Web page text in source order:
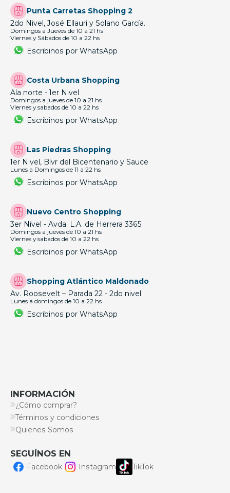
Punta Carretas Shopping 2
2do Nivel, José Ellauri y Solano García.
Domingos a Jueves de 10 a 21 hs
Viernes y Sábados de 10 a 22 hs
Escribinos por WhatsApp
Costa Urbana Shopping
Ala norte - 1er Nivel
Domingos a jueves de 10 a 21 hs
Viernes y sabados de 10 a 22 hs
Escribinos por WhatsApp
Las Piedras Shopping
1er Nivel, Blvr del Bicentenario y Sauce
Lunes a Domingos de 11 a 22 hs
Escribinos por WhatsApp
Nuevo Centro Shopping
3er Nivel - Avda. L.A. de Herrera 3365
Domingos a jueves de 10 a 21 hs
Viernes y sabados de 10 a 22 hs
Escribinos por WhatsApp
Shopping Atlántico Maldonado
Av. Roosevelt – Parada 22 - 2do nivel
Lunes a domingos de 10 a 22 hs
Escribinos por WhatsApp
INFORMACIÓN
¿Cómo comprar?
Términos y condiciones
Quienes Somos
SEGUÍNOS EN
Facebook Instagram TikTok